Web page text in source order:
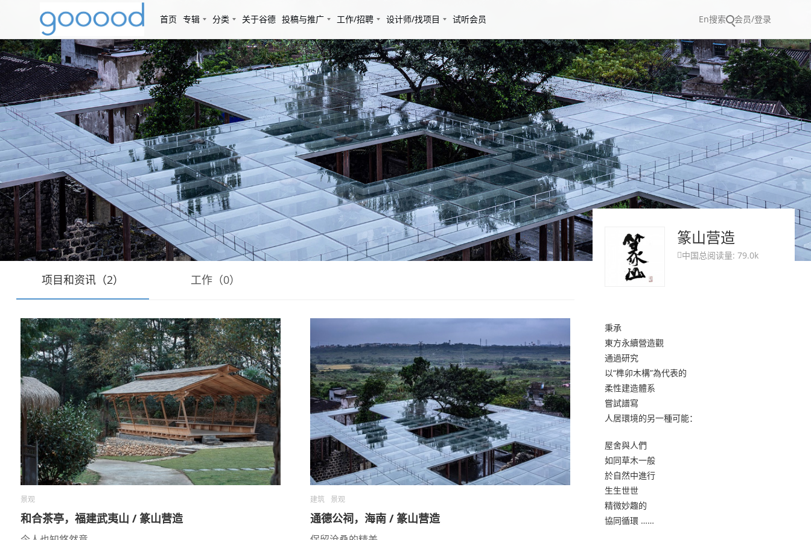
首页 专辑 分类 关于谷德 投稿与推广 工作/招聘 设计师/找项目 试听会员 En搜索 会员/登录
项目和资讯（2） 工作（0）
景观
和合茶亭，福建武夷山 / 篆山营造
建筑 景观
通德公祠，海南 / 篆山营造
篆山营造
 中国总阅读量: 79.0k
秉承
東方永續營造觀
通過研究
以“榫卯木構”為代表的
柔性建造體系
嘗試譜寫
人居環境的另一種可能：
屋舍與人們
如同草木一般
於自然中進行
生生世世
精微妙趣的
協同循環 ……